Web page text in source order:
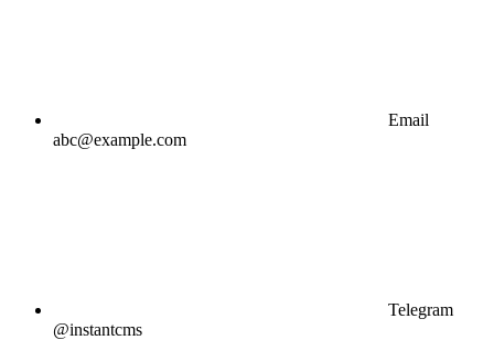
Email
abc@example.com
Telegram
@instantcms